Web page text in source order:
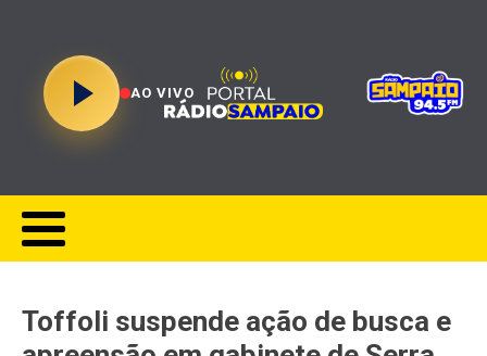
AO VIVO
Toffoli suspende ação de busca e